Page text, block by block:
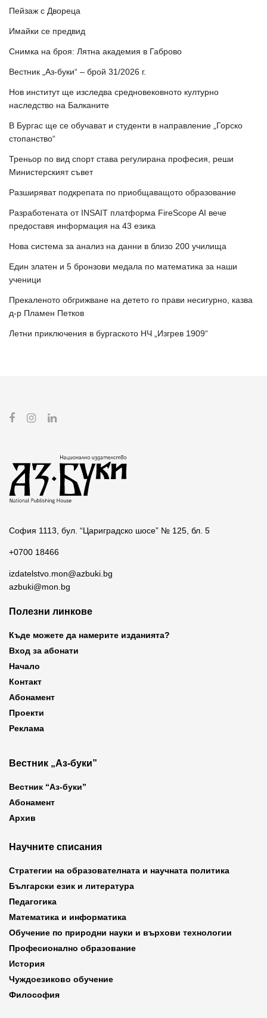
Пейзаж с Двореца
Имайки се предвид
Снимка на броя: Лятна академия в Габрово
Вестник „Аз-буки“ – брой 31/2026 г.
Нов институт ще изследва средновековното културно
наследство на Балканите
В Бургас ще се обучават и студенти в направление „Горско
стопанство“
Треньор по вид спорт става регулирана професия, реши
Министерският съвет
Разширяват подкрепата по приобщаващото образование
Разработената от INSAIT платформа FireScope AI вече
предоставя информация на 43 езика
Нова система за анализ на данни в близо 200 училища
Един златен и 5 бронзови медала по математика за наши
ученици
Прекаленото обгрижване на детето го прави несигурно, казва
д-р Пламен Петков
Летни приключения в бургаското НЧ „Изгрев 1909“
София 1113, бул. “Цариградско шосе” № 125, бл. 5
+0700 18466
izdatelstvo.mon@azbuki.bg
azbuki@mon.bg
Полезни линкове
Къде можете да намерите изданията?
Вход за абонати
Начало
Контакт
Абонамент
Проекти
Реклама
Вестник „Аз-буки”
Вестник “Аз-буки”
Абонамент
Архив
Научните списания
Стратегии на образователната и научната политика
Български език и литература
Педагогика
Математика и информатика
Обучение по природни науки и върхови технологии
Професионално образование
История
Чуждоезиково обучение
Философия